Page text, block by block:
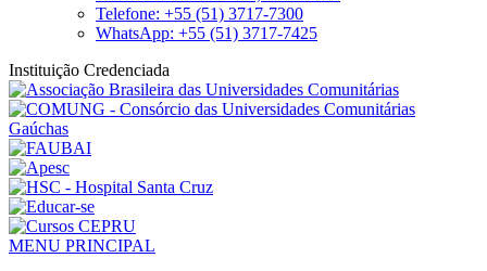
Telefone: +55 (51) 3717-7300
WhatsApp: +55 (51) 3717-7425
Instituição Credenciada
MENU PRINCIPAL